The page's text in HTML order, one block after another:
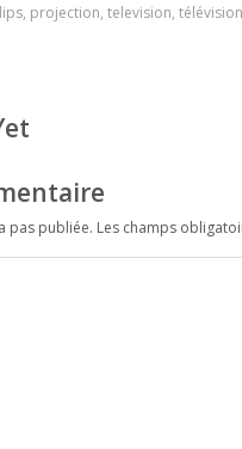
, projection, television,
pas publiée. Les champs